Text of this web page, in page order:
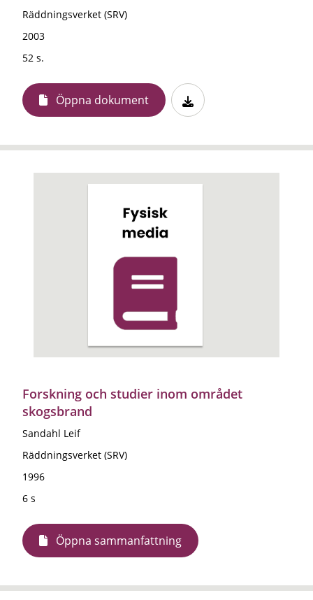
Räddningsverket (SRV)
2003
52 s.
Öppna dokument
Forskning och studier inom området
skogsbrand
Sandahl Leif
Räddningsverket (SRV)
1996
6 s
Öppna sammanfattning